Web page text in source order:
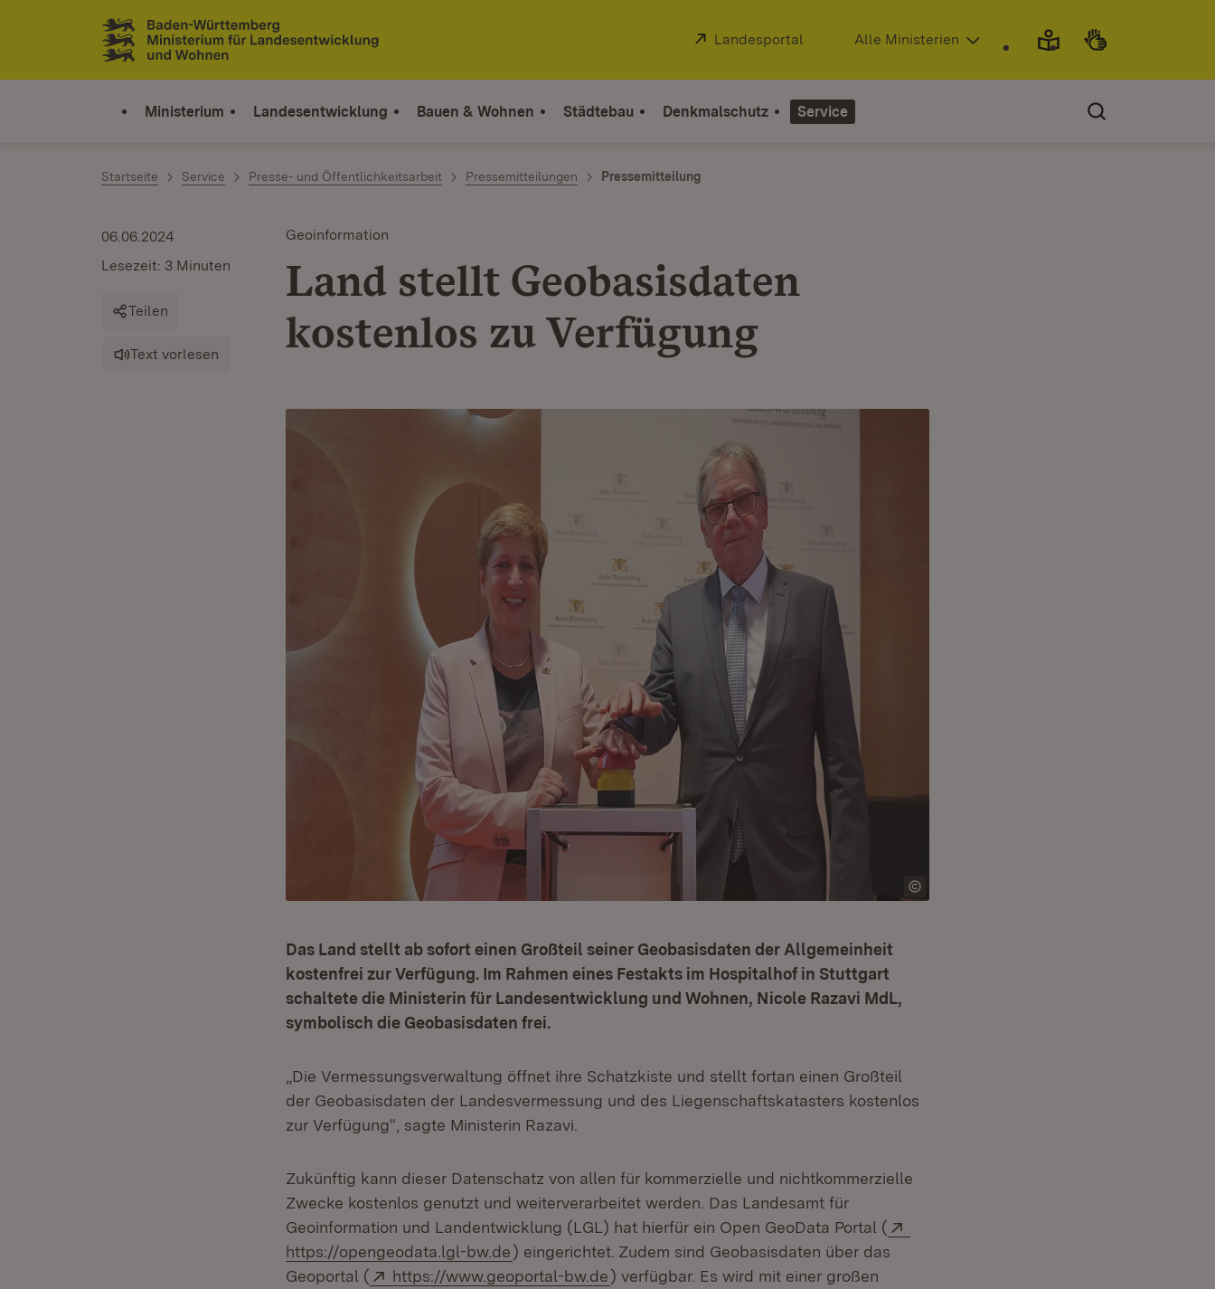
Zum Inhalt springen
Link zur Startseite
Extern:
Landesportal (Öffnet in neuem Fenster)
Alle Ministerien
Ministerium Landesentwicklung Bauen & Wohnen Städtebau Denkmalschutz Service
Startseite Service Presse- und Öffentlichkeitsarbeit Pressemitteilungen Pressemitteilung
Geoinformation
Land stellt Geobasisdaten
kostenlos zu Verfügung
06.06.2024
Lesezeit: 3 Minuten
Teilen
Text vorlesen
Das Land stellt ab sofort einen Großteil seiner Geobasisdaten der Allgemeinheit
kostenfrei zur Verfügung. Im Rahmen eines Festakts im Hospitalhof in Stuttgart
schaltete die Ministerin für Landesentwicklung und Wohnen, Nicole Razavi MdL,
symbolisch die Geobasisdaten frei.
„Die Vermessungsverwaltung öffnet ihre Schatzkiste und stellt fortan einen Großteil
der Geobasisdaten der Landesvermessung und des Liegenschaftskatasters kostenlos
zur Verfügung“, sagte Ministerin Razavi.
Zukünftig kann dieser Datenschatz von allen für kommerzielle und nichtkommerzielle
Zwecke kostenlos genutzt und weiterverarbeitet werden. Das Landesamt für
Geoinformation und Landentwicklung (LGL) hat hierfür ein Open GeoData Portal (
https://opengeodata.lgl-bw.de(Öffnet in neuem Fenster)
) eingerichtet. Zudem sind Geobasisdaten über das
Geoportal (
Extern:
https://www.geoportal-bw.de(Öffnet in neuem Fenster)
) verfügbar. Es wird mit einer großen